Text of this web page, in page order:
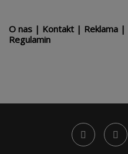
O nas | Kontakt | Reklama |
Regulamin